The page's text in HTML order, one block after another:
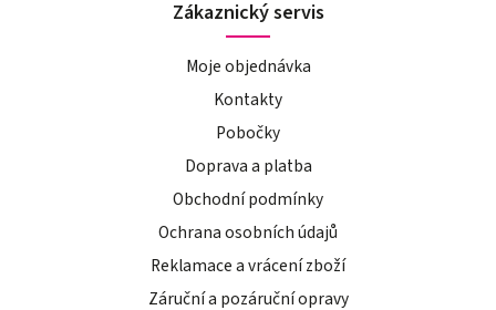
Zákaznický servis
Moje objednávka
Kontakty
Pobočky
Doprava a platba
Obchodní podmínky
Ochrana osobních údajů
Reklamace a vrácení zboží
Záruční a pozáruční opravy